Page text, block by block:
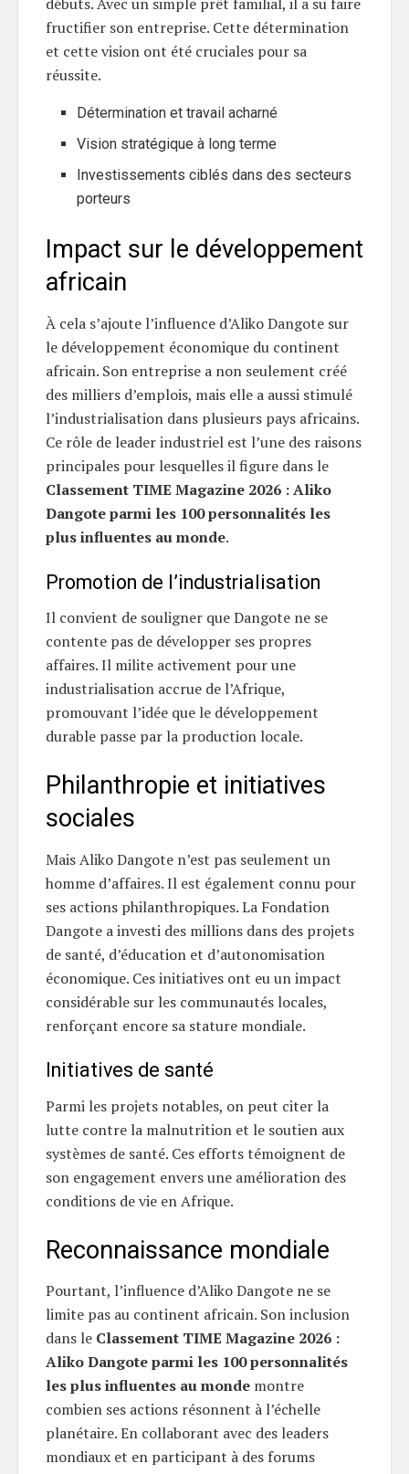
débuts. Avec un simple prêt familial, il a su faire
fructifier son entreprise. Cette détermination
et cette vision ont été cruciales pour sa
réussite.
Détermination et travail acharné
Vision stratégique à long terme
Investissements ciblés dans des secteurs
porteurs
Impact sur le développement
africain
À cela s’ajoute l’influence d’Aliko Dangote sur
le développement économique du continent
africain. Son entreprise a non seulement créé
des milliers d’emplois, mais elle a aussi stimulé
l’industrialisation dans plusieurs pays africains.
Ce rôle de leader industriel est l’une des raisons
principales pour lesquelles il figure dans le
Classement TIME Magazine 2026 : Aliko
Dangote parmi les 100 personnalités les
plus influentes au monde.
Promotion de l’industrialisation
Il convient de souligner que Dangote ne se
contente pas de développer ses propres
affaires. Il milite activement pour une
industrialisation accrue de l’Afrique,
promouvant l’idée que le développement
durable passe par la production locale.
Philanthropie et initiatives
sociales
Mais Aliko Dangote n’est pas seulement un
homme d’affaires. Il est également connu pour
ses actions philanthropiques. La Fondation
Dangote a investi des millions dans des projets
de santé, d’éducation et d’autonomisation
économique. Ces initiatives ont eu un impact
considérable sur les communautés locales,
renforçant encore sa stature mondiale.
Initiatives de santé
Parmi les projets notables, on peut citer la
lutte contre la malnutrition et le soutien aux
systèmes de santé. Ces efforts témoignent de
son engagement envers une amélioration des
conditions de vie en Afrique.
Reconnaissance mondiale
Pourtant, l’influence d’Aliko Dangote ne se
limite pas au continent africain. Son inclusion
dans le Classement TIME Magazine 2026 :
Aliko Dangote parmi les 100 personnalités
les plus influentes au monde montre
combien ses actions résonnent à l’échelle
planétaire. En collaborant avec des leaders
mondiaux et en participant à des forums